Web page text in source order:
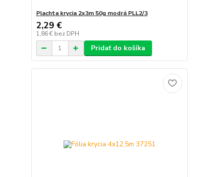
Plachta krycia 2x3m 50g modrá PLL2/3
2,29 €
1,86 € bez DPH
Pridať do košíka